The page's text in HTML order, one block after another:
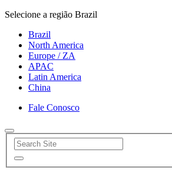
Selecione a região Brazil
Brazil
North America
Europe / ZA
APAC
Latin America
China
Fale Conosco